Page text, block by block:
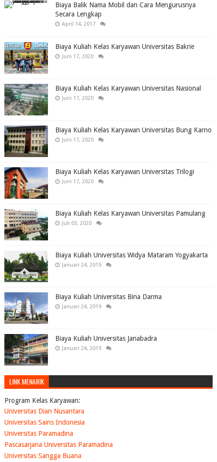
Biaya Balik Nama Mobil dan Cara Mengurusnya
Secara Lengkap
April 14, 2017
Biaya Kuliah Kelas Karyawan Universitas Bakrie
Juni 17, 2020
Biaya Kuliah Kelas Karyawan Universitas Nasional
Juni 17, 2020
Biaya Kuliah Kelas Karyawan Universitas Bung Karno
Juni 17, 2020
Biaya Kuliah Kelas Karyawan Universitas Trilogi
Juni 17, 2020
Biaya Kuliah Kelas Karyawan Universitas Pamulang
Juli 03, 2020
Biaya Kuliah Universitas Widya Mataram Yogyakarta
Januari 24, 2019
Biaya Kuliah Universitas Bina Darma
Januari 24, 2019
Biaya Kuliah Universitas Janabadra
Januari 24, 2019
LINK MENARIK
Program Kelas Karyawan:
Universitas Dian Nusantara
Universitas Sains Indonesia
Universitas Paramadina
Pascasarjana Universitas Paramadina
Universitas Sangga Buana